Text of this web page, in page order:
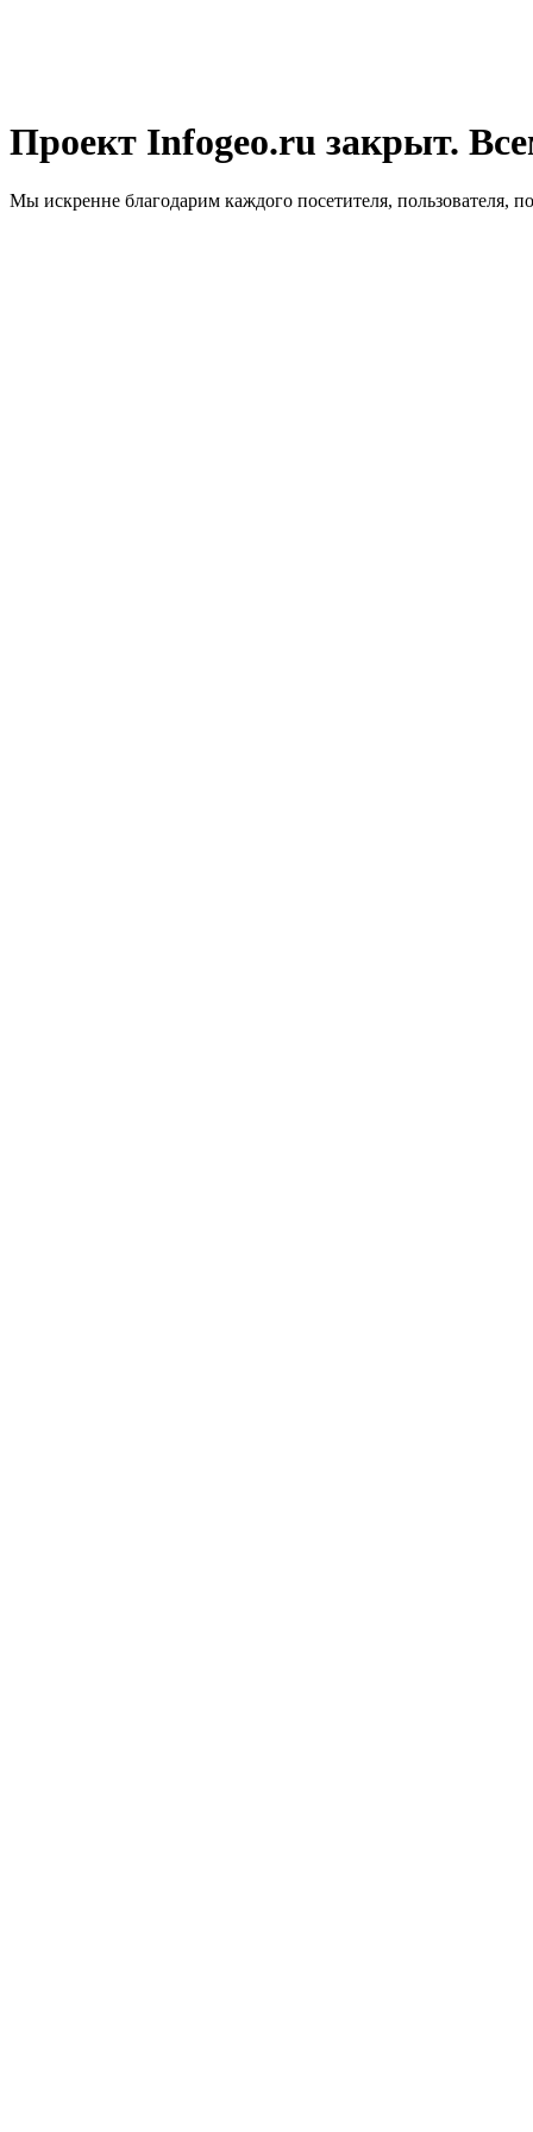
Проект Infogeo.ru закрыт.
Мы искренне благодарим каждого посетителя, пользователя,